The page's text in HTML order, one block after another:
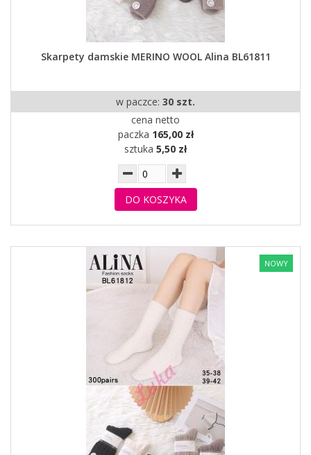
Skarpety damskie MERINO WOOL Alina BL61811
w paczce: 30 szt.
cena netto
paczka 165,00 zł
sztuka 5,50 zł
DO KOSZYKA
NOWY